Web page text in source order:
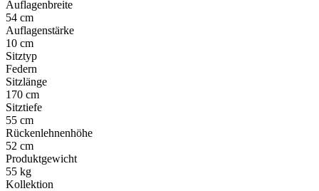
Auflagenbreite
54 cm
Auflagenstärke
10 cm
Sitztyp
Federn
Sitzlänge
170 cm
Sitztiefe
55 cm
Rückenlehnenhöhe
52 cm
Produktgewicht
55 kg
Kollektion